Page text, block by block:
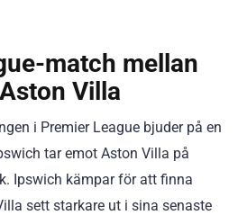
match mellan
Villa
i Premier League bjuder på en
tar emot Aston Villa på
Ipswich kämpar för att finna
sett starkare ut i sina senaste